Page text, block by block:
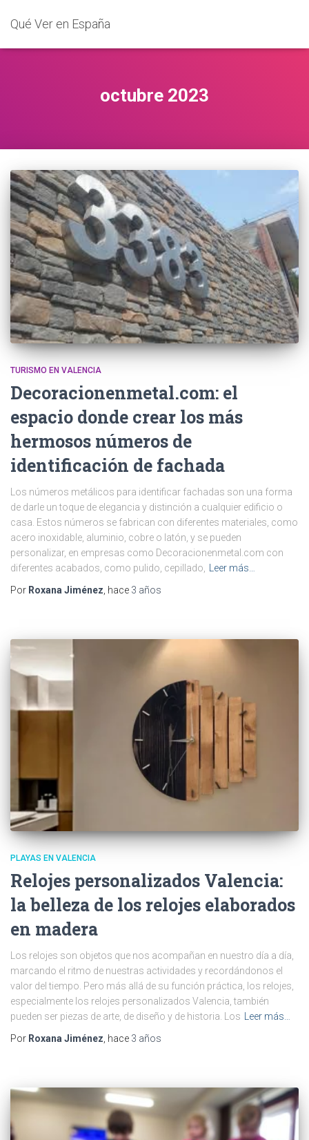
Qué Ver en España
octubre 2023
TURISMO EN VALENCIA
Decoracionenmetal.com: el
espacio donde crear los más
hermosos números de
identificación de fachada
Los números metálicos para identificar fachadas son una forma
de darle un toque de elegancia y distinción a cualquier edificio o
casa. Estos números se fabrican con diferentes materiales, como
acero inoxidable, aluminio, cobre o latón, y se pueden
personalizar, en empresas como Decoracionenmetal.com con
diferentes acabados, como pulido, cepillado,
Leer más…
Por Roxana Jiménez , hace 3 años
PLAYAS EN VALENCIA
Relojes personalizados Valencia:
la belleza de los relojes elaborados
en madera
Los relojes son objetos que nos acompañan en nuestro día a día,
marcando el ritmo de nuestras actividades y recordándonos el
valor del tiempo. Pero más allá de su función práctica, los relojes,
especialmente los relojes personalizados Valencia, también
pueden ser piezas de arte, de diseño y de historia. Los Leer más…
Por Roxana Jiménez, hace 3 años